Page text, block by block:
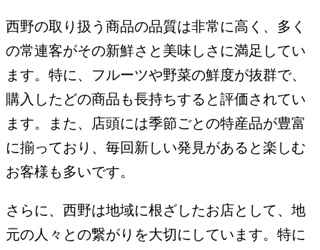
西野の取り扱う商品の品質は非常に高く、多く
の常連客がその新鮮さと美味しさに満足してい
ます。特に、フルーツや野菜の鮮度が抜群で、
購入したどの商品も長持ちすると評価されてい
ます。また、店頭には季節ごとの特産品が豊富
に揃っており、毎回新しい発見があると楽しむ
お客様も多いです。
さらに、西野は地域に根ざしたお店として、地
元の人々との繋がりを大切にしています。特に